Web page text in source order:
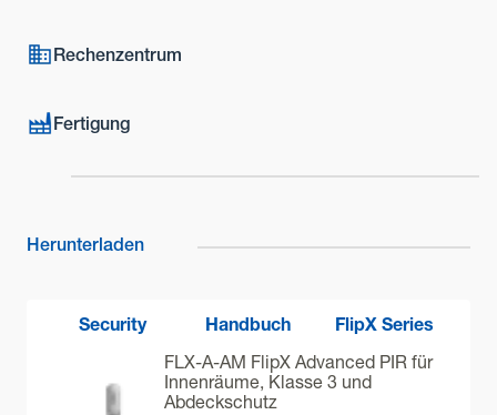
Rechenzentrum
Fertigung
Herunterladen
FLX-A-AM FlipX Advanced PIR für
Innenräume, Klasse 3 und
Abdeckschutz
Security Handbuch FlipX Series